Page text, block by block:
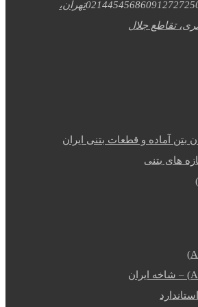
02144545686تهران،
بتن آماده و قطعات بتنی ایران
های بتنی